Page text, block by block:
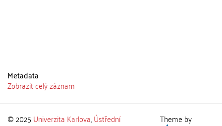
Metadata
Zobrazit celý záznam
© 2025 Univerzita Karlova,Ústřední Theme by